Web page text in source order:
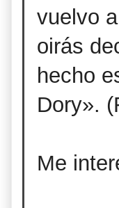
vuelvo
oirás
hecho
Dory».
Me